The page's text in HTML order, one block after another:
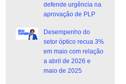
defende urgência na
aprovação de PLP
Desempenho do
setor óptico recua 3%
em maio com relação
a abril de 2026 e
maio de 2025